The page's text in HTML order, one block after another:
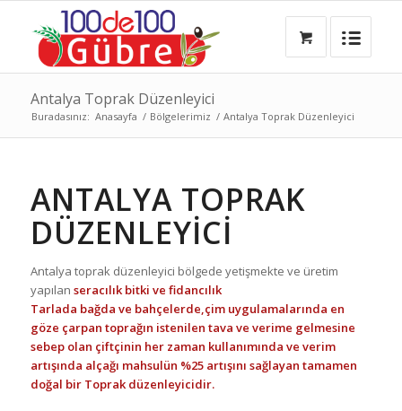
Antalya Toprak Düzenleyici
Buradasınız: Anasayfa / Bölgelerimiz / Antalya Toprak Düzenleyici
ANTALYA TOPRAK
DÜZENLEYICI
Antalya toprak düzenleyici bölgede yetişmekte ve üretim
yapılan seracılık bitki ve fidancılık
Tarlada bağda ve bahçelerde,çim uygulamalarında en
göze çarpan toprağın istenilen tava ve verime gelmesine
sebep olan çiftçinin her zaman kullanımında ve verim
artışında alçağı mahsulün %25 artışını sağlayan tamamen
doğal bir Toprak düzenleyicidir.